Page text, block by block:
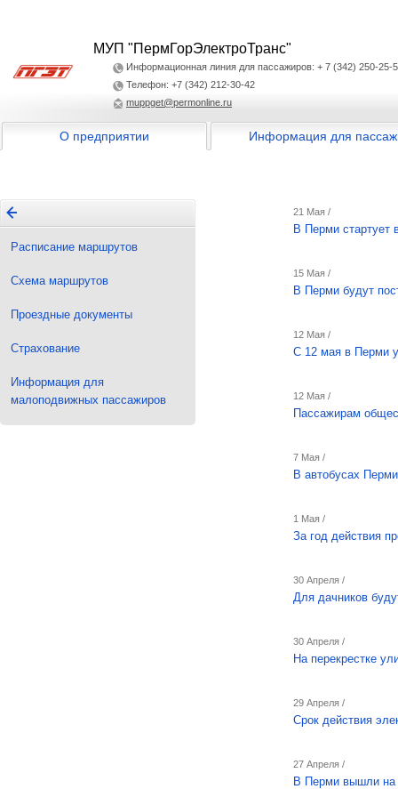
МУП "ПермГорЭлектроТранс"
Информационная линия для пассажиров: + 7 (342) 250-25-
Телефон: +7 (342) 212-30-42
muppget@permonline.ru
О предприятии Информация для
Расписание маршрутов
Схема маршрутов
Проездные документы
Страхование
Информация для
малоподвижных пассажиров
21 Мая /
В Перми стартует
15 Мая /
В Перми будут
12 Мая /
С 12 мая в Перми
12 Мая /
Пассажирам
7 Мая /
В автобусах
1 Мая /
За год действия
30 Апреля /
Для дачников
30 Апреля /
На перекрестке
29 Апреля /
Срок действия
27 Апреля /
В Перми вышли на